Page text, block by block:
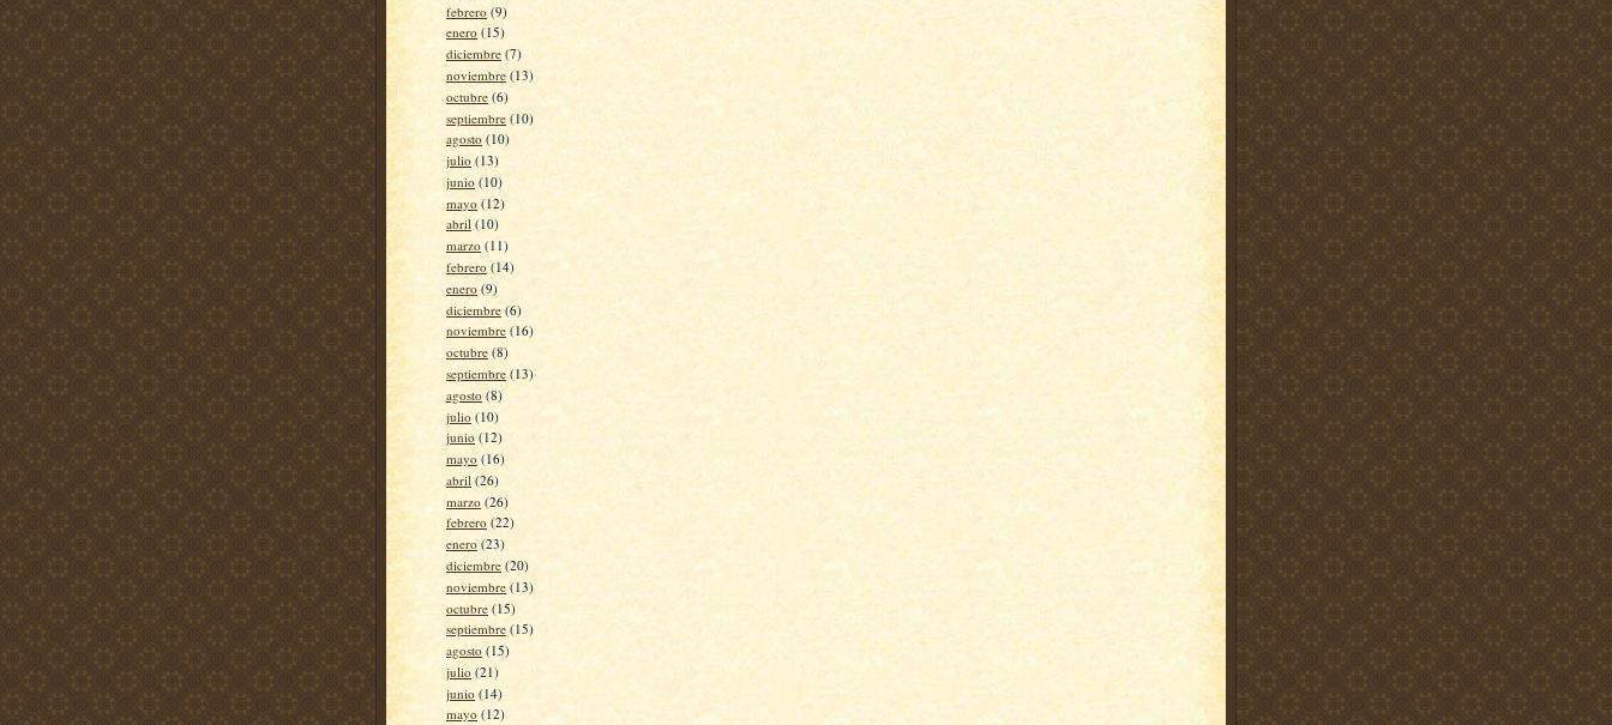
febrero (9)
enero (15)
diciembre (7)
noviembre (13)
octubre (6)
septiembre (10)
agosto (10)
julio (13)
junio (10)
mayo (12)
abril (10)
marzo (11)
febrero (14)
enero (9)
diciembre (6)
noviembre (16)
octubre (8)
septiembre (13)
agosto (8)
julio (10)
junio (12)
mayo (16)
abril (26)
marzo (26)
febrero (22)
enero (23)
diciembre (20)
noviembre (13)
octubre (15)
septiembre (15)
agosto (15)
julio (21)
junio (14)
mayo (12)